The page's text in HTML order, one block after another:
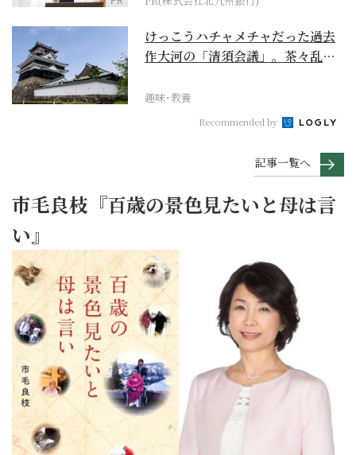
けっこうハチャメチャだった過去
作大河の「清須会議」。茶々乱
趣味･教養
Recommended by
記事一覧へ
市毛良枝『百歳の景色見たいと母は言
い』